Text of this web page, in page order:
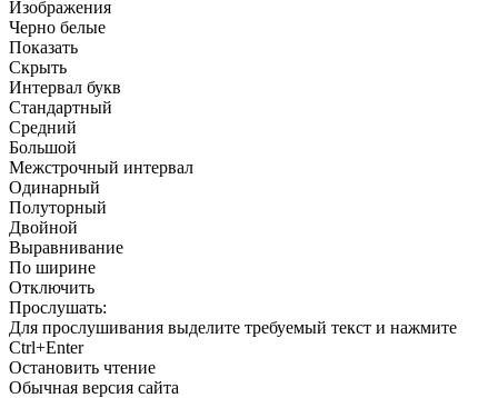
Изображения
Черно белые
Показать
Скрыть
Интервал букв
Стандартный
Средний
Большой
Межстрочный интервал
Одинарный
Полуторный
Двойной
Выравнивание
По ширине
Отключить
Прослушать:
Для прослушивания выделите требуемый текст и нажмите
Ctrl+Enter
Остановить чтение
Обычная версия сайта